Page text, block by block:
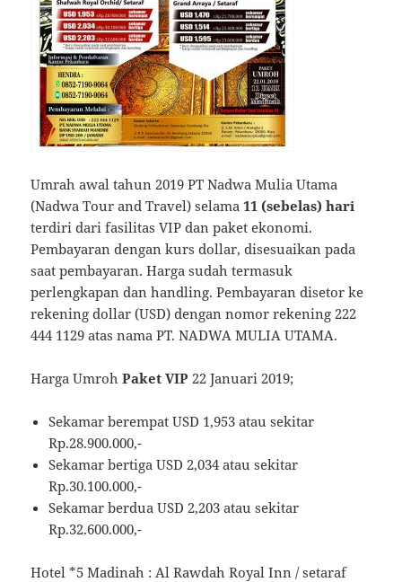
Umrah awal tahun 2019 PT Nadwa Mulia Utama
(Nadwa Tour and Travel) selama11 (sebelas) hari
terdiri dari fasilitas VIP dan paket ekonomi.
Pembayaran dengan kurs dollar, disesuaikan pada
saat pembayaran. Harga sudah termasuk
perlengkapan dan handling. Pembayaran disetor ke
rekening dollar (USD) dengan nomor rekening 222
444 1129 atas nama PT. NADWA MULIA UTAMA.
Harga UmrohPaket VIP 22 Januari 2019;
Sekamar berempat USD 1,953 atau sekitar
Rp.28.900.000,-
Sekamar bertiga USD 2,034 atau sekitar
Rp.30.100.000,-
Sekamar berdua USD 2,203 atau sekitar
Rp.32.600.000,-
Hotel *5 Madinah : Al Rawdah Royal Inn / setaraf